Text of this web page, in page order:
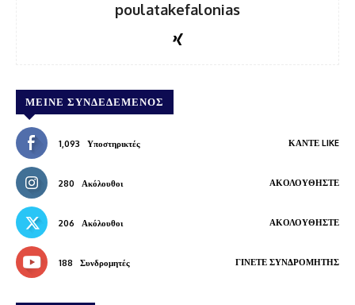
poulatakefalonias
ΜΕΊΝΕ ΣΥΝΔΕΔΕΜΈΝΟΣ
1,093 Υποστηρικτές ΚΆΝΤΕ LIKE
280 Ακόλουθοι ΑΚΟΛΟΥΘΉΣΤΕ
206 Ακόλουθοι ΑΚΟΛΟΥΘΉΣΤΕ
188 Συνδρομητές ΓΊΝΕΤΕ ΣΥΝΔΡΟΜΗΤΉΣ